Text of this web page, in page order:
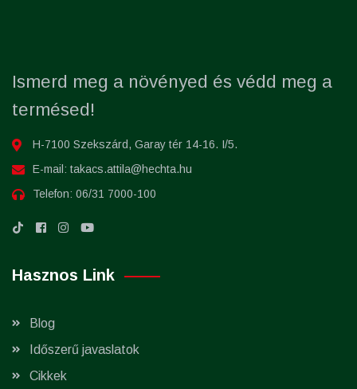
Ismerd meg a növényed és védd meg a
termésed!
H-7100 Szekszárd, Garay tér 14-16. I/5.
E-mail: takacs.attila@hechta.hu
Telefon: 06/31 7000-100
Hasznos Link
Blog
Időszerű javaslatok
Cikkek